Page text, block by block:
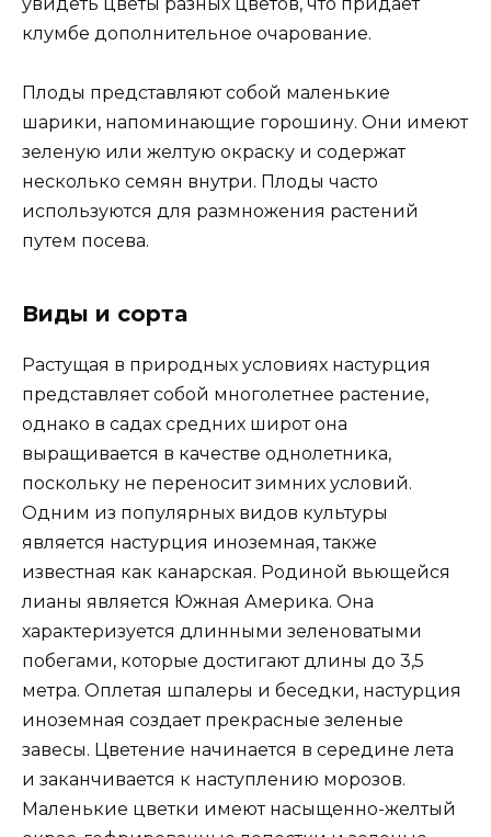
клумбе дополнительное очарование.
Плоды представляют собой маленькие
шарики, напоминающие горошину. Они имеют
зеленую или желтую окраску и содержат
несколько семян внутри. Плоды часто
используются для размножения растений
путем посева.
Виды и сорта
Растущая в природных условиях настурция
представляет собой многолетнее растение,
однако в садах средних широт она
выращивается в качестве однолетника,
поскольку не переносит зимних условий.
Одним из популярных видов культуры
является настурция иноземная, также
известная как канарская. Родиной вьющейся
лианы является Южная Америка. Она
характеризуется длинными зеленоватыми
побегами, которые достигают длины до 3,5
метра. Оплетая шпалеры и беседки, настурция
иноземная создает прекрасные зеленые
завесы. Цветение начинается в середине лета
и заканчивается к наступлению морозов.
Маленькие цветки имеют насыщенно-желтый